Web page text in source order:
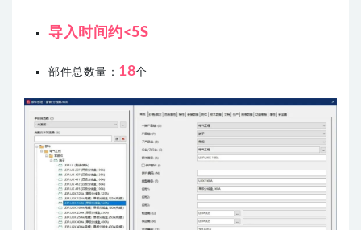
导入时间约<5S
部件总数量： 18个